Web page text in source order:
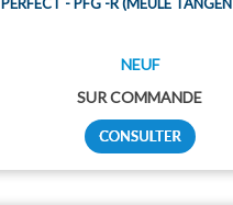
NEUF
SUR COMMANDE